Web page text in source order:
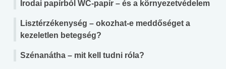
Irodai papírból WC-papír – és a környezetvédelem
Lisztérzékenység – okozhat-e meddőséget a
kezeletlen betegség?
Szénanátha – mit kell tudni róla?